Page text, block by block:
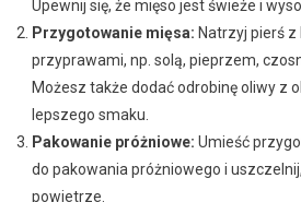
Upewnij się, że mięso jest świeże i
Przygotowanie mięsa: Natrzyj pierś
przyprawami, np. solą, pieprzem,
Możesz także dodać odrobinę oliwy z
lepszego smaku.
Pakowanie próżniowe: Umieść
do pakowania próżniowego i
powietrze.